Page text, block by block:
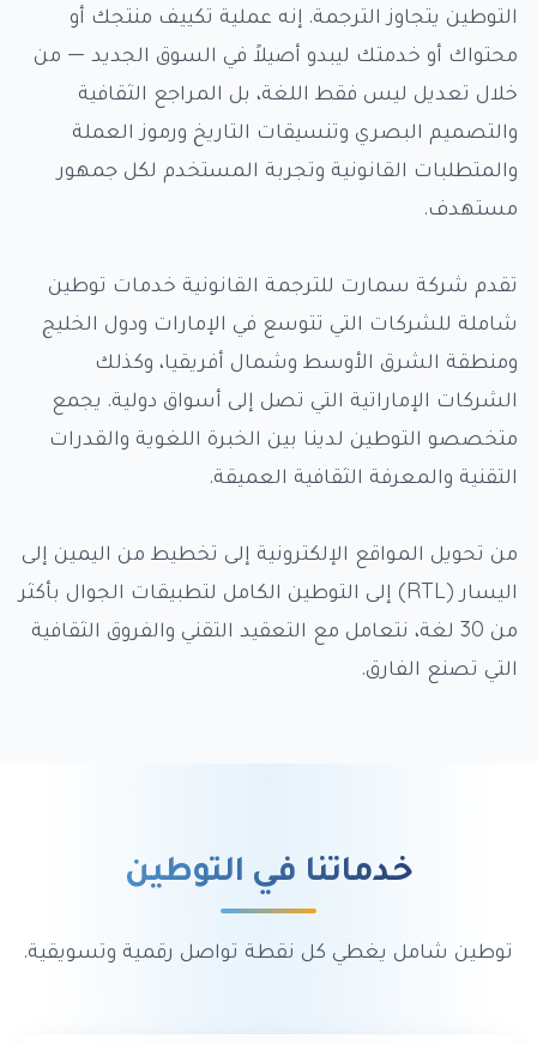
التوطين يتجاوز الترجمة. إنه عملية تكييف منتجك أو
محتواك أو خدمتك ليبدو أصيلاً في السوق الجديد — من
خلال تعديل ليس فقط اللغة، بل المراجع الثقافية
والتصميم البصري وتنسيقات التاريخ ورموز العملة
والمتطلبات القانونية وتجربة المستخدم لكل جمهور
مستهدف.
تقدم شركة سمارت للترجمة القانونية خدمات توطين
شاملة للشركات التي تتوسع في الإمارات ودول الخليج
ومنطقة الشرق الأوسط وشمال أفريقيا، وكذلك
الشركات الإماراتية التي تصل إلى أسواق دولية. يجمع
متخصصو التوطين لدينا بين الخبرة اللغوية والقدرات
التقنية والمعرفة الثقافية العميقة.
من تحويل المواقع الإلكترونية إلى تخطيط من اليمين إلى
اليسار (RTL) إلى التوطين الكامل لتطبيقات الجوال بأكثر
من 30 لغة، نتعامل مع التعقيد التقني والفروق الثقافية
التي تصنع الفارق.
خدماتنا في التوطين
توطين شامل يغطي كل نقطة تواصل رقمية وتسويقية.